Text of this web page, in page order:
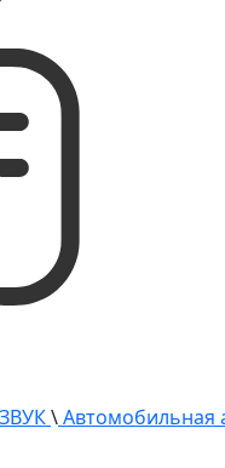
\Автомобильная